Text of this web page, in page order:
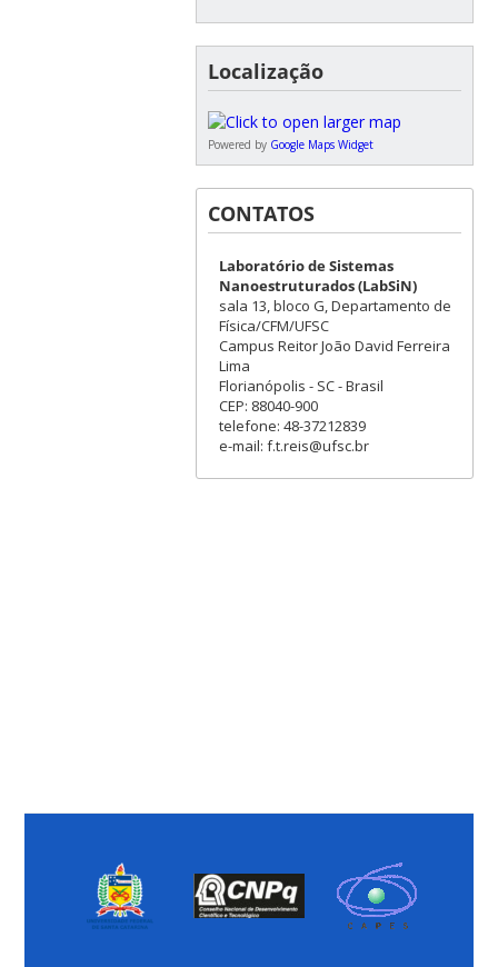
Localização
Powered by Google Maps Widget
CONTATOS
Laboratório de Sistemas
Nanoestruturados (LabSiN)
sala 13, bloco G, Departamento de
Física/CFM/UFSC
Campus Reitor João David Ferreira
Lima
Florianópolis - SC - Brasil
CEP: 88040-900
telefone: 48-37212839
e-mail: f.t.reis@ufsc.br